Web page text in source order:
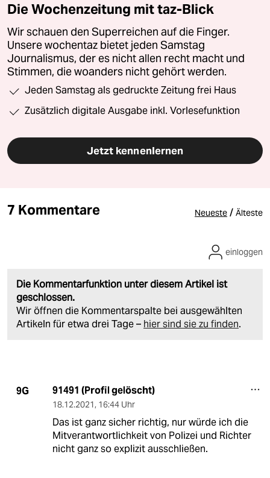
Die Wochenzeitung mit taz-Blick
Wir schauen den Superreichen auf die Finger.
Unsere wochentaz bietet jeden Samstag
Journalismus, der es nicht allen recht macht und
Stimmen, die woanders nicht gehört werden.
Jeden Samstag als gedruckte Zeitung frei Haus
Zusätzlich digitale Ausgabe inkl. Vorlesefunktion
Jetzt kennenlernen
7 Kommentare Neueste / Älteste
Die Kommentarfunktion unter diesem Artikel ist
geschlossen.
Wir öffnen die Kommentarspalte bei ausgewählten
Artikeln für etwa drei Tage – hier sind sie zu finden.
einloggen
9G 91491 (Profil gelöscht)
18.12.2021, 16:44 Uhr
Das ist ganz sicher richtig, nur würde ich die
Mitverantwortlichkeit von Polizei und Richter
nicht ganz so explizit ausschließen.